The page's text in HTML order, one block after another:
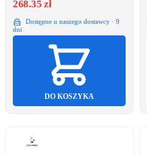
268.35 zł
Dostępne u naszego dostawcy · 9
dni
DO KOSZYKA